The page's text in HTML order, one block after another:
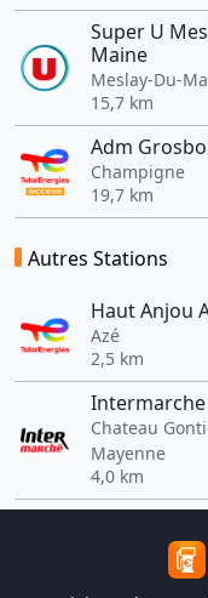
Super U
Maine
Meslay-Du-
15,7 km
Adm
Champigne
19,7 km
Autres Stations
Haut Anjou
Azé
2,5 km
Intermarche
Chateau
Mayenne
4,0 km